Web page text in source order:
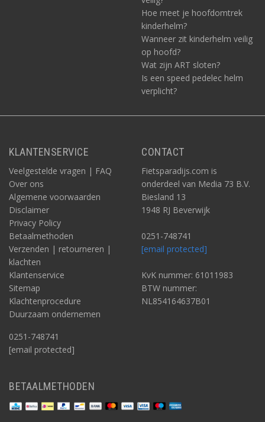
Hoe meet je hoofdomtrek
kinderhelm?
Wanneer zit kinderhelm veilig
op hoofd?
Wat zijn ART sloten?
Is een speed pedelec helm
verplicht?
KLANTENSERVICE
Veelgestelde vragen | FAQ
Over ons
Algemene voorwaarden
Disclaimer
Privacy Policy
Betaalmethoden
Verzenden | retourneren |
klachten
Klantenservice
Sitemap
Klachtenprocedure
Duurzaam ondernemen
0251-748741
[email protected]
CONTACT
Fietsparadijs.com is
onderdeel van Media 73 B.V.
Biesland 13
1948 RJ Beverwijk
0251-748741
[email protected]
KvK nummer: 61011983
BTW nummer:
NL854164637B01
BETAALMETHODEN